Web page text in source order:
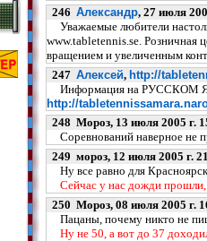
246 Александр, 27 июля
Уважаемые любители
www.tabletennis.se. Розничная
вращением и увеличенным
247 Алексей, http://
Информация на РУССКОМ
http://
248 Мороз, 13 июля 2005 г.
Соревнований наверное не
249 мороз, 12 июля 2005 г.
Ну все равно для
Сейчас у нас дожди прошли,
250 Мороз, 08 июля 2005 г.
Пацаны, почему никто не
Ну не 50, а вот до 37